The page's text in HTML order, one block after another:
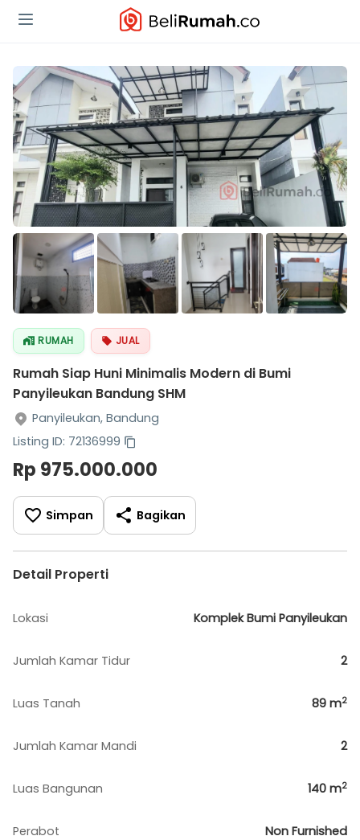
RUMAH JUAL
Rumah Siap Huni Minimalis Modern di Bumi
Panyileukan Bandung SHM
Panyileukan, Bandung
Listing ID: 72136999
Rp 975.000.000
Simpan Bagikan
Detail Properti
Lokasi Komplek Bumi Panyileukan
Jumlah Kamar Tidur 2
Luas Tanah 89 m2
Jumlah Kamar Mandi 2
Luas Bangunan 140 m2
Perabot Non Furnished